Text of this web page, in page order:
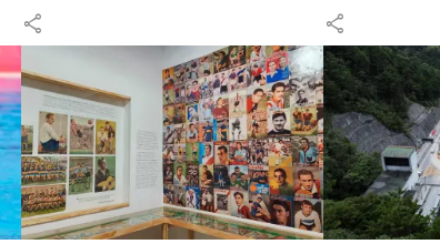
share share